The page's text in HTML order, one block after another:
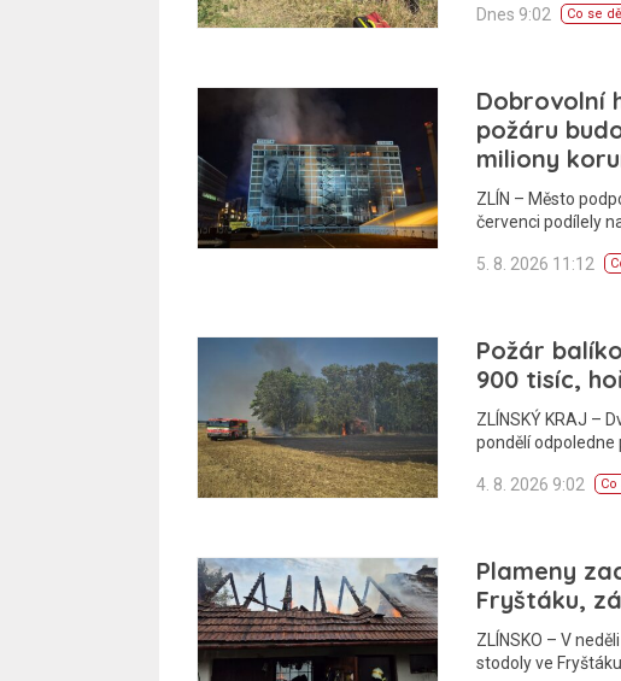
Dnes 9:02 Co se
Dobrovolní
požáru
miliony
ZLÍN – Město
červenci podílely
5. 8. 2026 11:12
Požár
900 tisíc,
ZLÍNSKÝ KRAJ –
pondělí
4. 8. 2026 9:02
Plameny
Fryštáku,
ZLÍNSKO – V
stodoly ve